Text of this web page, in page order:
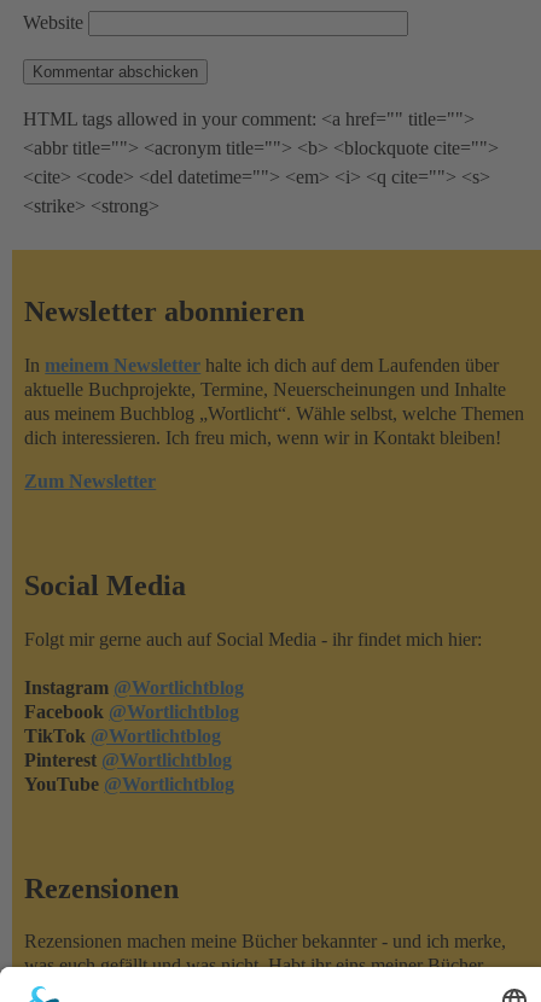
Website
HTML tags allowed in your comment: <a href="" title="">
<abbr title=""> <acronym title=""> <b> <blockquote cite="">
<cite> <code> <del datetime=""> <em> <i> <q cite=""> <s>
<strike> <strong>
Newsletter abonnieren
In meinem Newsletter halte ich dich auf dem Laufenden über
aktuelle Buchprojekte, Termine, Neuerscheinungen und Inhalte
aus meinem Buchblog „Wortlicht“. Wähle selbst, welche Themen
dich interessieren. Ich freu mich, wenn wir in Kontakt bleiben!
Zum Newsletter
Social Media
Folgt mir gerne auch auf Social Media - ihr findet mich hier:
Instagram @Wortlichtblog
Facebook @Wortlichtblog
TikTok @Wortlichtblog
Pinterest @Wortlichtblog
YouTube @Wortlichtblog
Rezensionen
Rezensionen machen meine Bücher bekannter - und ich merke,
was euch gefällt und was nicht. Habt ihr eins meiner Bücher
gelesen, dann freue ich mich über eure Rezension auf den